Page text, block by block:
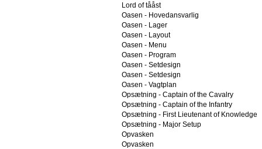
Lord of tååst
Oasen - Hovedansvarlig
Oasen - Lager
Oasen - Layout
Oasen - Menu
Oasen - Program
Oasen - Setdesign
Oasen - Setdesign
Oasen - Vagtplan
Opsætning - Captain of the Cavalry
Opsætning - Captain of the Infantry
Opsætning - First Lieutenant of Knowledge
Opsætning - Major Setup
Opvasken
Opvasken